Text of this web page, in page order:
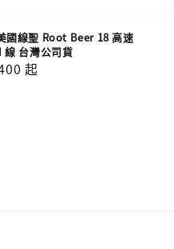
線聖 Root Beer 18 高速
線 台灣公司貨
起